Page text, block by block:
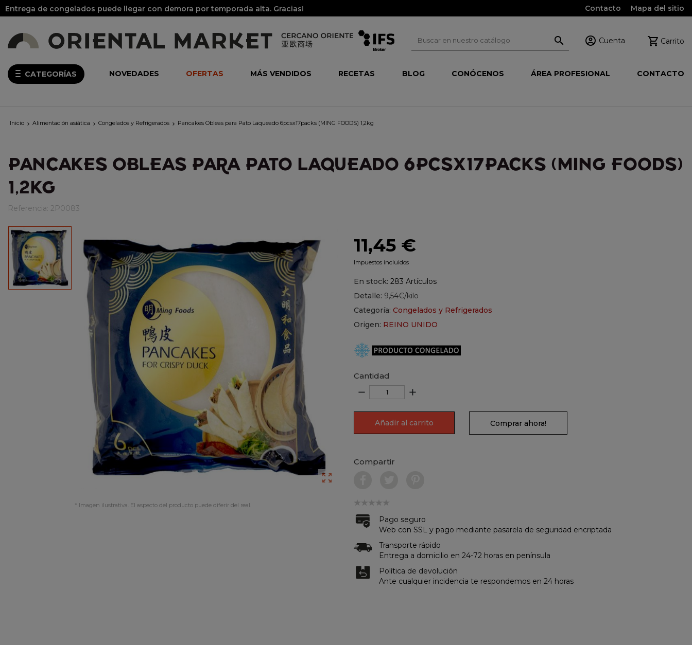
Entrega de congelados puede llegar con demora por temporada alta. Gracias! Contacto Mapa del sitio
  Cuenta  Carrito
CATEGORÍAS NOVEDADES OFERTAS MÁS VENDIDOS RECETAS BLOG CONÓCENOS ÁREA PROFESIONAL CONTACTO
Inicio  Alimentación asiática  Congelados y Refrigerados  Pancakes Obleas para Pato Laqueado 6pcsx17packs (MING FOODS) 1,2kg
PANCAKES OBLEAS PARA PATO LAQUEADO 6PCSX17PACKS (MING FOODS)
1,2KG
Referencia: 2P0083

* Imagen ilustrativa. El aspecto del producto puede diferir del real.
11,45 €
Impuestos incluidos
En stock: 283 Artículos
Detalle: 9,54€/kilo
Categoría: Congelados y Refrigerados
Origen: REINO UNIDO
Cantidad
remove add
Añadir al carrito Comprar ahora!
Compartir
Pago seguro
Web con SSL y pago mediante pasarela de seguridad encriptada
Transporte rápido
Entrega a domicilio en 24-72 horas en península
Política de devolución
Ante cualquier incidencia te respondemos en 24 horas